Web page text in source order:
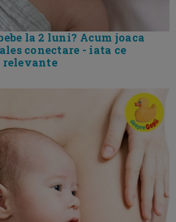
la 2 luni? Acum joaca
conectare - iata ce